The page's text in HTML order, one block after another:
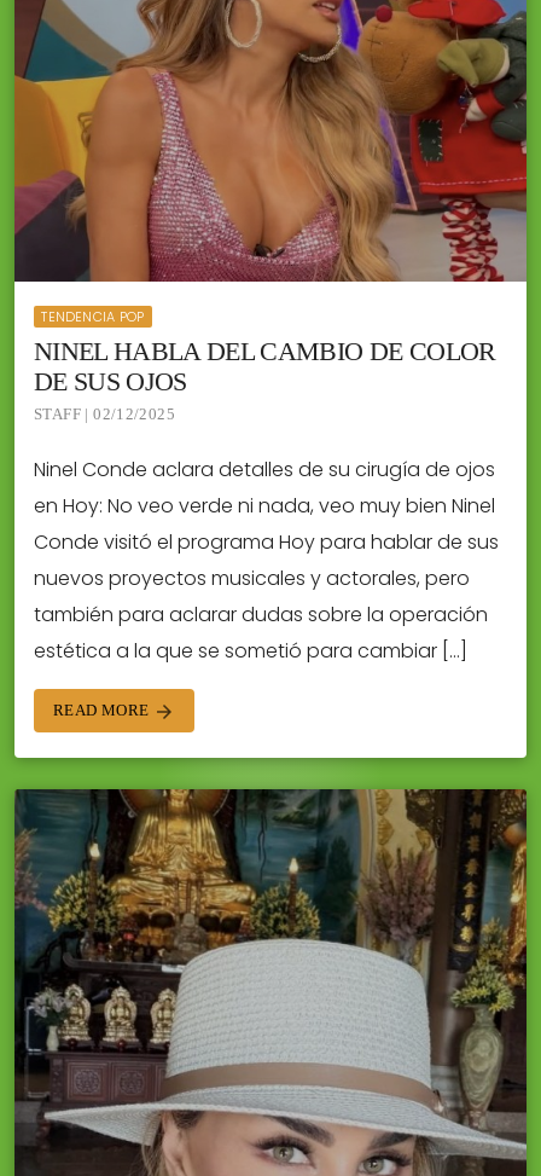
TENDENCIA POP
NINEL HABLA DEL CAMBIO DE COLOR
DE SUS OJOS
STAFF | 02/12/2025
Ninel Conde aclara detalles de su cirugía de ojos
en Hoy: No veo verde ni nada, veo muy bien Ninel
Conde visitó el programa Hoy para hablar de sus
nuevos proyectos musicales y actorales, pero
también para aclarar dudas sobre la operación
estética a la que se sometió para cambiar […]
READ MORE arrow_forward